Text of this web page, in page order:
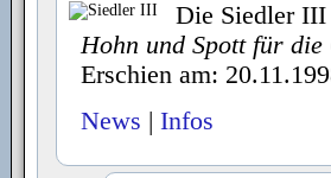
Die Siedler III
Hohn und Spott für die
Erschien am:
News | Infos